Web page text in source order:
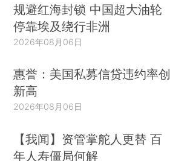
规避红海封锁 中国超大油轮
停靠埃及绕行非洲
2026年08月06日
惠誉：美国私募信贷违约率创
新高
2026年08月06日
【我闻】资管掌舵人更替 百
年人寿僵局何解